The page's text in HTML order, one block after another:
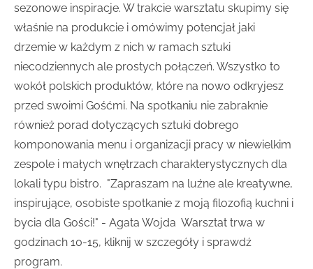
sezonowe inspiracje. W trakcie warsztatu skupimy się
właśnie na produkcie i omówimy potencjał jaki
drzemie w każdym z nich w ramach sztuki
niecodziennych ale prostych połączeń. Wszystko to
wokół polskich produktów, które na nowo odkryjesz
przed swoimi Gośćmi. Na spotkaniu nie zabraknie
również porad dotyczących sztuki dobrego
komponowania menu i organizacji pracy w niewielkim
zespole i małych wnętrzach charakterystycznych dla
lokali typu bistro. "Zapraszam na luźne ale kreatywne,
inspirujące, osobiste spotkanie z moją filozofią kuchni i
bycia dla Gości!" - Agata Wojda Warsztat trwa w
godzinach 10-15, kliknij w szczegóły i sprawdź
program.